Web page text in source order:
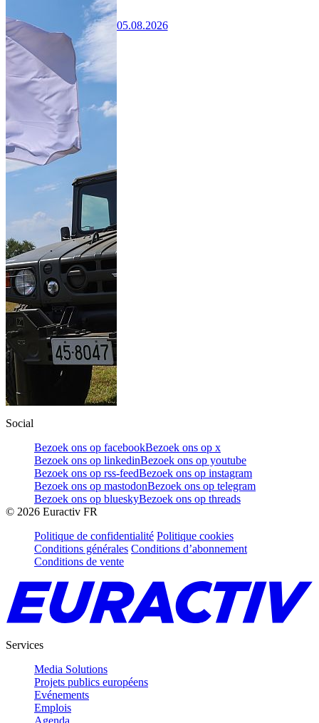
05.08.2026
Social
Bezoek ons op facebookBezoek ons op x
Bezoek ons op linkedinBezoek ons op youtube
Bezoek ons op rss-feedBezoek ons op instagram
Bezoek ons op mastodonBezoek ons op telegram
Bezoek ons op blueskyBezoek ons op threads
© 2026 Euractiv FR
Politique de confidentialité Politique cookies
Conditions générales Conditions d’abonnement
Conditions de vente
Services
Media Solutions
Projets publics européens
Evénements
Emplois
Agenda